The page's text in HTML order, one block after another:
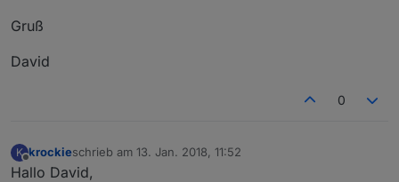
Gruß
David
0
K
Offline
krockieschrieb am 13. Jan. 2018, 11:52
zuletzt editiert von
Hallo David,